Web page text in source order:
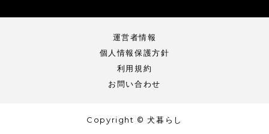
運営者情報
個人情報保護方針
利用規約
お問い合わせ
Copyright © 犬暮らし